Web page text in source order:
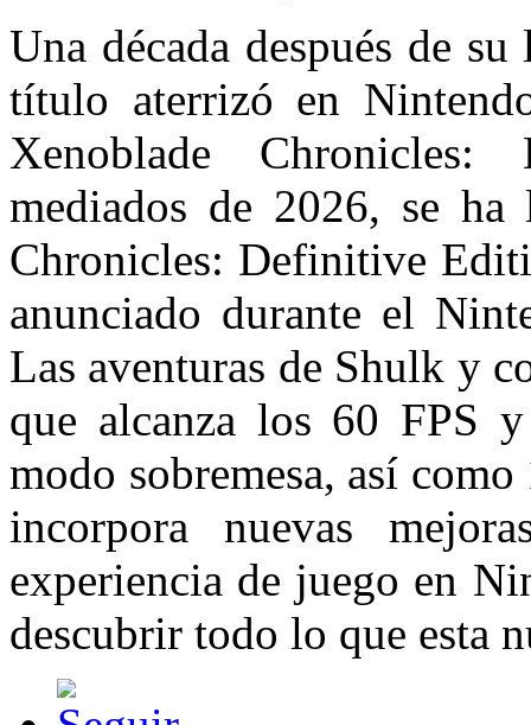
Una década después de
título aterrizó en
Xenoblade
mediados de 2026, se ha
Chronicles: Definitive
anunciado durante el
Las aventuras de Shulk y
que alcanza los 60 FPS
modo sobremesa, así
incorpora nuevas
experiencia de juego en
descubrir todo lo que esta